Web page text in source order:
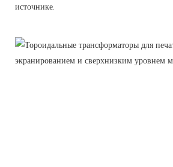
источнике.